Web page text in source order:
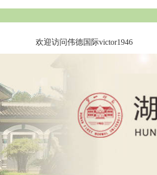
欢迎访问伟德国际victor1946